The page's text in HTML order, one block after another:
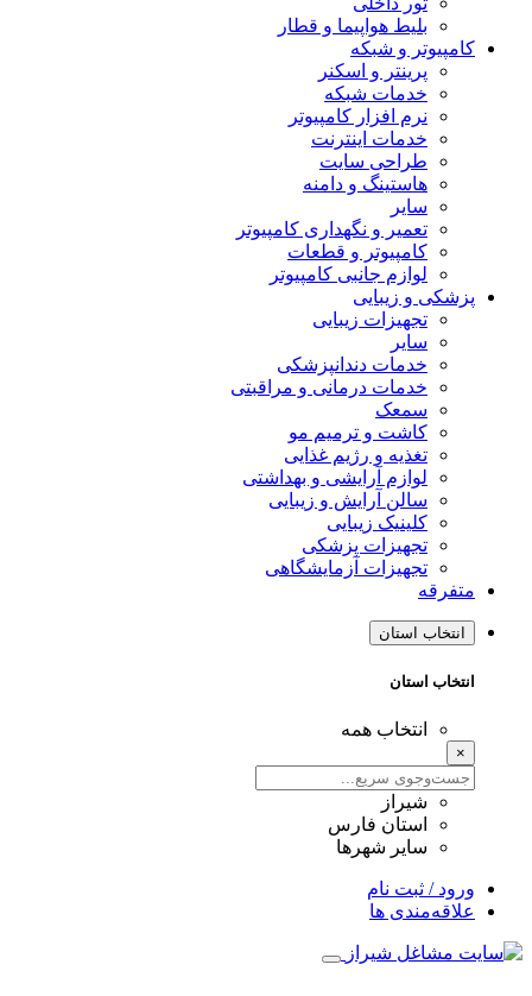
بلیط هواپیما و قطار
کامپیوتر و شبکه
پرینتر و اسکنر
خدمات شبکه
نرم افزار کامپیوتر
خدمات اینترنت
طراحی سایت
هاستینگ و دامنه
سایر
تعمیر و نگهداری کامپیوتر
کامپیوتر و قطعات
لوازم جانبی کامپیوتر
پزشکی و زیبایی
تجهیزات زیبایی
سایر
خدمات دندانپزشکی
خدمات درمانی و مراقبتی
سمعک
کاشت و ترمیم مو
تغذیه و رژیم غذایی
لوازم آرایشی و بهداشتی
سالن آرایش و زیبایی
کلینیک زیبایی
تجهیزات پزشکی
تجهیزات آزمایشگاهی
متفرقه
انتخاب استان
انتخاب استان
انتخاب همه
×
شیراز
استان فارس
سایر شهرها
ورود / ثبت نام
علاقه‌مندی ها